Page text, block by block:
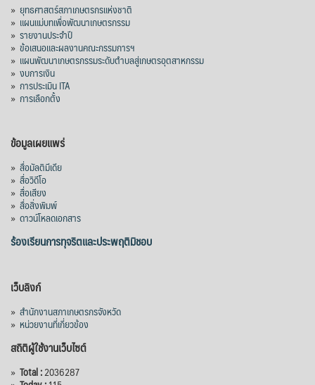
» ยุทธศาสตร์สภาเกษตรกรแห่งชาติ
» แผนแม่บทเพื่อพัฒนาเกษตรกรรม
» รายงานประจำปี
» ข้อเสนอและผลงานคณะกรรมการฯ
» แผนพัฒนาเกษตรกรรมระดับตำบลสู่เกษตรอุตสาหกรรม
» งบการเงิน
» การประเมิน ITA
» การเลือกตั้ง
ข้อมูลเผยแพร่
» สื่อมัลติมีเดีย
» สื่อวิดีโอ
» สื่อเสียง
» สื่อสิ่งพิมพ์
» ดาวน์โหลดเอกสาร
ร้องเรียนการทุจริตและประพฤติมิชอบ
เว็บลิงก์
» สำนักงานสภาเกษตรกรจังหวัด
» หน่วยงานที่เกี่ยวข้อง
สถิติผู้ใช้งานเว็บไซต์
» Total :2036287